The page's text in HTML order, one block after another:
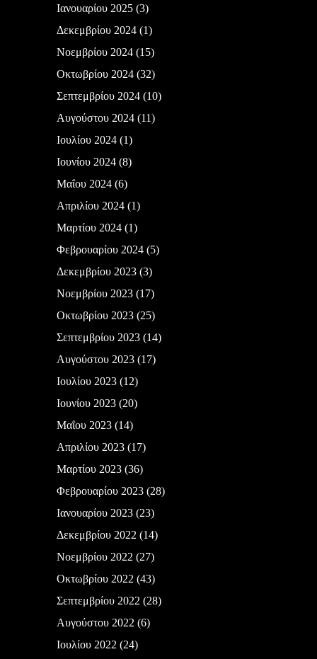
Ιανουαρίου 2025(3)
Δεκεμβρίου 2024(1)
Νοεμβρίου 2024(15)
Οκτωβρίου 2024(32)
Σεπτεμβρίου 2024(10)
Αυγούστου 2024(11)
Ιουλίου 2024(1)
Ιουνίου 2024(8)
Μαΐου 2024(6)
Απριλίου 2024(1)
Μαρτίου 2024(1)
Φεβρουαρίου 2024(5)
Δεκεμβρίου 2023(3)
Νοεμβρίου 2023(17)
Οκτωβρίου 2023(25)
Σεπτεμβρίου 2023(14)
Αυγούστου 2023(17)
Ιουλίου 2023(12)
Ιουνίου 2023(20)
Μαΐου 2023(14)
Απριλίου 2023(17)
Μαρτίου 2023(36)
Φεβρουαρίου 2023(28)
Ιανουαρίου 2023(23)
Δεκεμβρίου 2022 (14)
Νοεμβρίου 2022 (27)
Οκτωβρίου 2022 (43)
Σεπτεμβρίου 2022 (28)
Αυγούστου 2022 (6)
Ιουλίου 2022 (24)